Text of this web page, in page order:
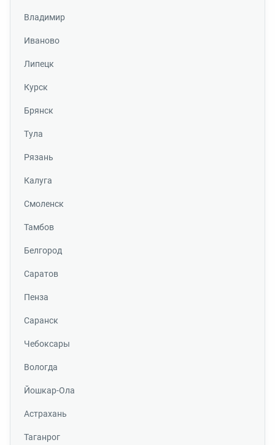
Владимир
Иваново
Липецк
Курск
Брянск
Тула
Рязань
Калуга
Смоленск
Тамбов
Белгород
Саратов
Пенза
Саранск
Чебоксары
Вологда
Йошкар-Ола
Астрахань
Таганрог